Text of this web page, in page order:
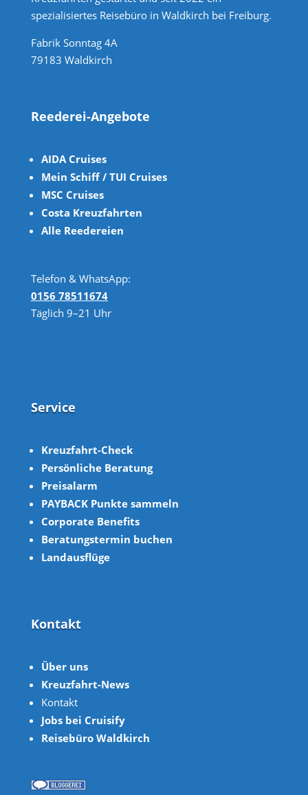
spezialisiertes Reisebüro in Waldkirch bei Freiburg.
Fabrik Sonntag 4A
79183 Waldkirch
Reederei-Angebote
AIDA Cruises
Mein Schiff / TUI Cruises
MSC Cruises
Costa Kreuzfahrten
Alle Reedereien
Telefon & WhatsApp:
0156 78511674
Täglich 9–21 Uhr
Service
Kreuzfahrt-Check
Persönliche Beratung
Preisalarm
PAYBACK Punkte sammeln
Corporate Benefits
Beratungstermin buchen
Landausflüge
Kontakt
Über uns
Kreuzfahrt-News
Kontakt
Jobs bei Cruisify
Reisebüro Waldkirch